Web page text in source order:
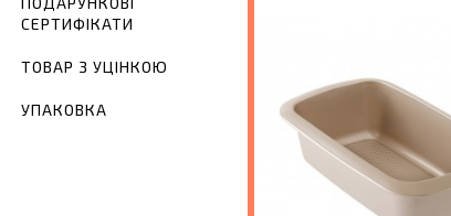
СЕРТИФІКАТИ
ТОВАР З УЦІНКОЮ
УПАКОВКА